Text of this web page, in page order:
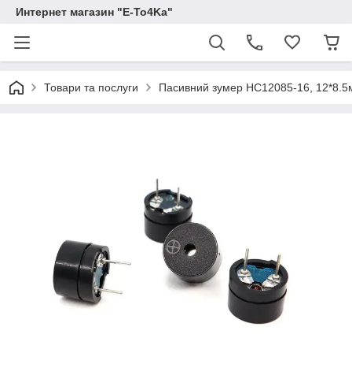
Интернет магазин "E-To4Ka"
Товари та послуги Пасивний зумер HC12085-16,